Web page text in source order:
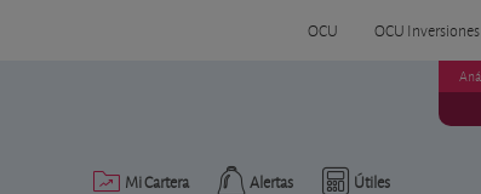
OCU OCU Inversiones
Útiles
Alertas
Mi Cartera